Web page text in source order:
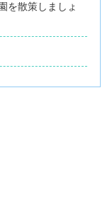
を散策しましょ